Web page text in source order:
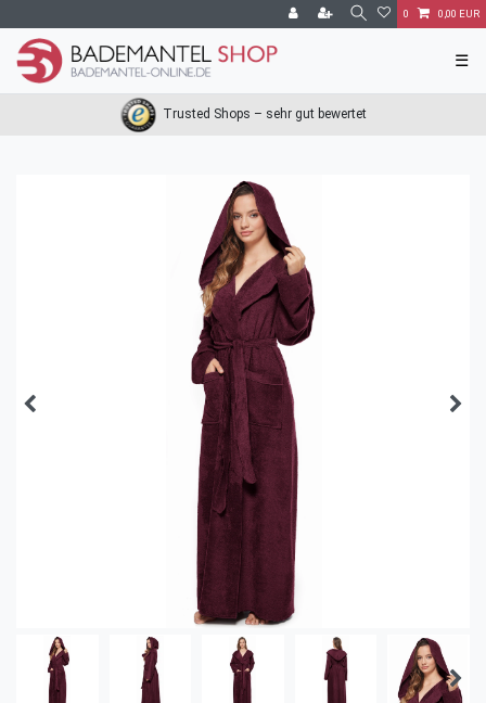
0 0,00 EUR
☰
Trusted Shops – sehr gut bewertet